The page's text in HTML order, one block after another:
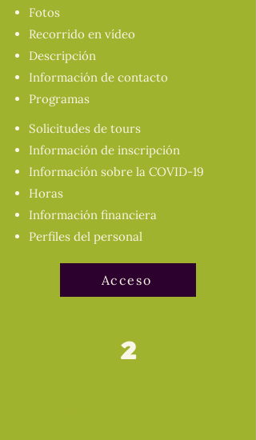
Fotos
Recorrido en vídeo
Descripción
Información de contacto
Programas
Solicitudes de tours
Información de inscripción
Información sobre la COVID-19
Horas
Información financiera
Perfiles del personal
Acceso
2